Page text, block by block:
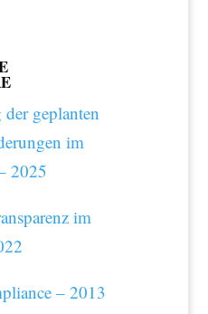
geplanten
im
2025
im
– 2013